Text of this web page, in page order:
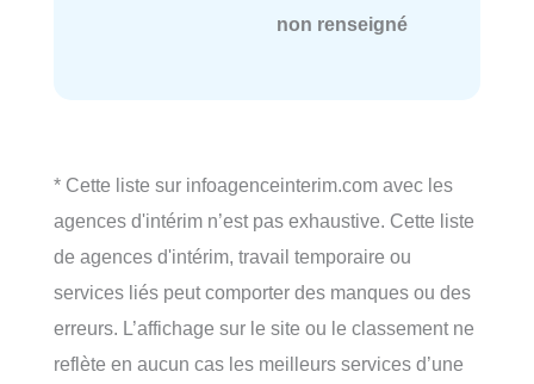
non renseigné
* Cette liste sur infoagenceinterim.com avec les
agences d'intérim n’est pas exhaustive. Cette liste
de agences d'intérim, travail temporaire ou
services liés peut comporter des manques ou des
erreurs. L’affichage sur le site ou le classement ne
reflète en aucun cas les meilleurs services d’une